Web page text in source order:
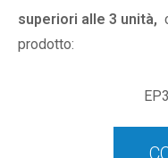
superiori alle 3 unità,
prodotto: